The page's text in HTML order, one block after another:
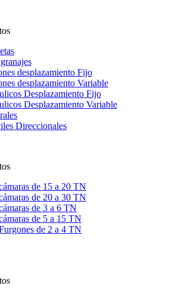
desplazamiento Fijo
desplazamiento Variable
Desplazamiento Fijo
Desplazamiento Variable
Direccionales
de 15 a 20 TN
de 20 a 30 TN
de 3 a 6 TN
de 5 a 15 TN
de 2 a 4 TN